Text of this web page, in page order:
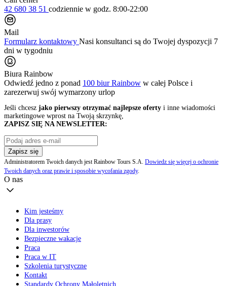
42 680 38 51 codziennie w godz. 8:00-22:00
Mail
Formularz kontaktowy Nasi konsultanci są do Twojej dyspozycji 7
dni w tygodniu
Biura Rainbow
Odwiedź jedno z ponad 100 biur Rainbow w całej Polsce i
zarezerwuj swój wymarzony urlop
Jeśli chcesz jako pierwszy otrzymać najlepsze oferty i inne wiadomości
marketingowe wprost na Twoją skrzynkę,
ZAPISZ SIĘ NA NEWSLETTER:
Zapisz się
Administratorem Twoich danych jest Rainbow Tours S.A. Dowiedz się więcej o ochronie
Twoich danych oraz prawie i sposobie wycofania zgody.
O nas
Kim jesteśmy
Dla prasy
Dla inwestorów
Bezpieczne wakacje
Praca
Praca w IT
Szkolenia turystyczne
Kontakt
Standardy Ochrony Małoletnich